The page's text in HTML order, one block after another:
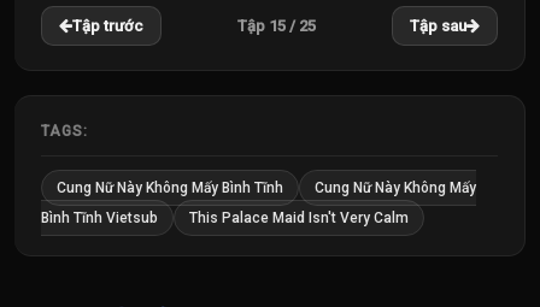
22
Tập
Tập
24
Tập
25
Tập trước Tập 15 / 25 Tập sau
TAGS:
Cung Nữ Này Không Mấy Bình Tĩnh
Cung Nữ Này Không Mấy
Bình Tĩnh Vietsub
This Palace Maid Isn't Very Calm